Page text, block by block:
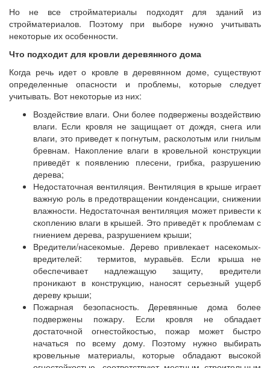
Но не все стройматериалы подходят для зданий из
стройматериалов. Поэтому при выборе нужно учитывать
некоторые их особенности.
Что подходит для кровли деревянного дома
Когда речь идет о кровле в деревянном доме, существуют
определенные опасности и проблемы, которые следует
учитывать. Вот некоторые из них:
Воздействие влаги. Они более подвержены воздействию
влаги. Если кровля не защищает от дождя, снега или
влаги, это приведет к погнутым, расколотым или гнилым
бревнам. Накопление влаги в кровельной конструкции
приведёт к появлению плесени, грибка, разрушению
дерева;
Недостаточная вентиляция. Вентиляция в крыше играет
важную роль в предотвращении конденсации, снижении
влажности. Недостаточная вентиляция может привести к
скоплению влаги в крышей. Это приведёт к проблемам с
гниением дерева, разрушением крыши;
Вредители/насекомые. Дерево привлекает насекомых-
вредителей: термитов, муравьёв. Если крыша не
обеспечивает надлежащую защиту, вредители
проникают в конструкцию, наносят серьезный ущерб
дереву крыши;
Пожарная безопасность. Деревянные дома более
подвержены пожару. Если кровля не обладает
достаточной огнестойкостью, пожар может быстро
начаться по всему дому. Поэтому нужно выбирать
кровельные материалы, которые обладают высокой